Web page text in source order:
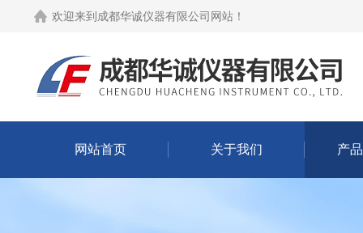
欢迎来到 成都华诚仪器有限公司网站 ！
网站首页 关于我们 产